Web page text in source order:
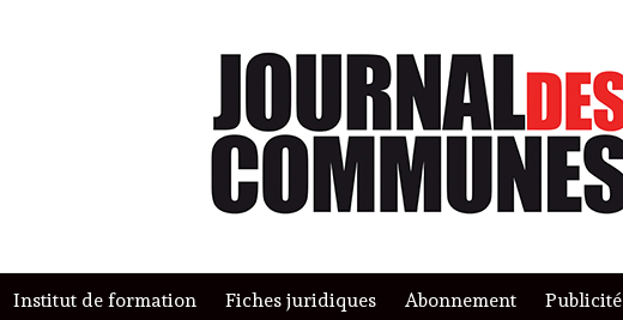
Institut de formation Fiches juridiques Abonnement Publicité